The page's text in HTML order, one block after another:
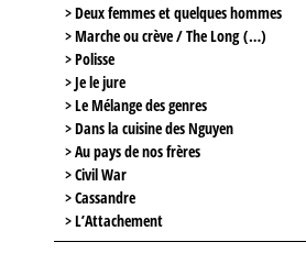
> Deux femmes et quelques hommes
> Marche ou crève / The Long (…)
> Polisse
> Je le jure
> Le Mélange des genres
> Dans la cuisine des Nguyen
> Au pays de nos frères
> Civil War
> Cassandre
> L’Attachement